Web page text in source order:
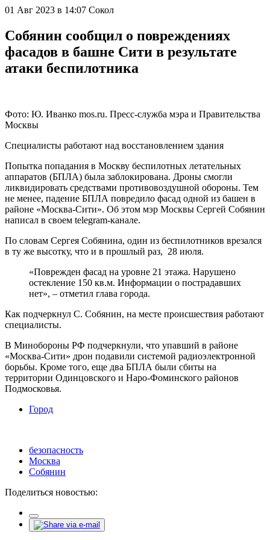
01 Авг 2023 в 14:07 Сокол
Собянин сообщил о повреждениях
фасадов в башне Сити в результате
атаки беспилотника
Фото: Ю. Иванко mos.ru. Пресс-служба мэра и Правительства
Москвы
Специалисты работают над восстановлением здания
Попытка попадания в Москву беспилотных летательных
аппаратов (БПЛА) была заблокирована. Дроны смогли
ликвидировать средствами противовоздушной обороны. Тем
не менее, падение БПЛА повредило фасад одной из башен в
районе «Москва-Сити». Об этом мэр Москвы Сергей Собянин
написал в своем telegram-канале.
По словам Сергея Собянина, один из беспилотников врезался
в ту же высотку, что и в прошлый раз, 28 июля.
«Поврежден фасад на уровне 21 этажа. Нарушено
остекление 150 кв.м. Информации о пострадавших
нет», – отметил глава города.
Как подчеркнул С. Собянин, на месте происшествия работают
специалисты.
В Минобороны РФ подчеркнули, что упавший в районе
«Москва-Сити» дрон подавили системой радиоэлектронной
борьбы. Кроме того, еще два БПЛА были сбиты на
территории Одинцовского и Наро-Фоминского районов
Подмосковья.
Город
безопасность
Москва
Собянин
Поделиться новостью: